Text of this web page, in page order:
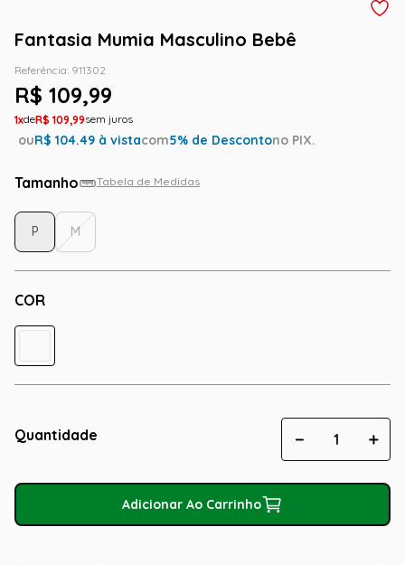
Fantasia Mumia Masculino Bebê
Referência: 911302
R$ 109,99
1 R$ 109,99
ouR$ 104.49 à vistacom5% de Descontono PIX.
Tamanho Tabela de Medidas
COR
P M
Quantidade ＋
－
Adicionar Ao Carrinho